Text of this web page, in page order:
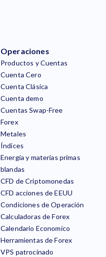
Operaciones
Productos y Cuentas
Cuenta Cero
Cuenta Clásica
Cuenta demo
Cuentas Swap-Free
Forex
Metales
Índices
Energía y materias primas
blandas
CFD de Criptomonedas
CFD acciones de EEUU
Condiciones de Operación
Calculadoras de Forex
Calendario Economico
Herramientas de Forex
VPS patrocinado